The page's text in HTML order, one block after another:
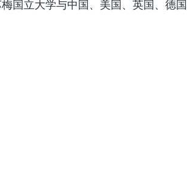
国立大学与中国、美国、英国、德